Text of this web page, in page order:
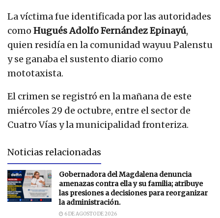
La víctima fue identificada por las autoridades
como Hugués Adolfo Fernández Epinayú,
quien residía en la comunidad wayuu Palenstu
y se ganaba el sustento diario como
mototaxista.
El crimen se registró en la mañana de este
miércoles 29 de octubre, entre el sector de
Cuatro Vías y la municipalidad fronteriza.
Noticias relacionadas
Gobernadora del Magdalena denuncia
amenazas contra ella y su familia; atribuye
las presiones a decisiones para reorganizar
la administración.
6 DE AGOSTO DE 2026